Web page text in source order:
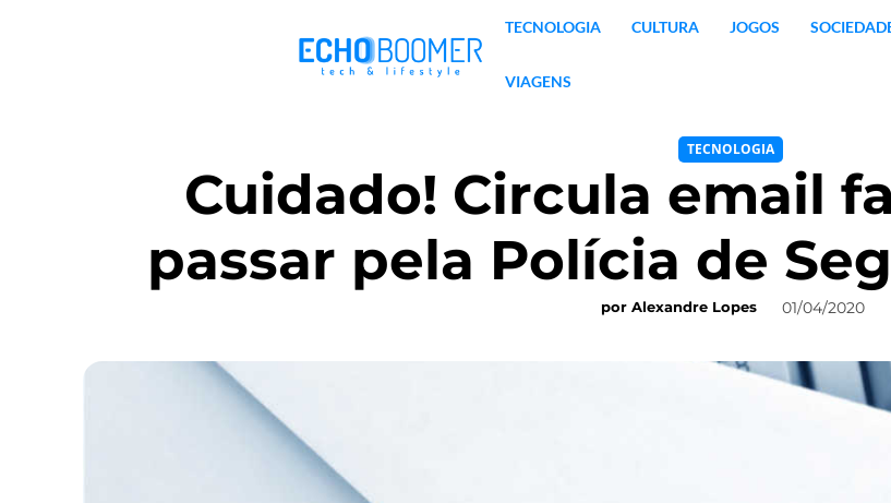
TECNOLOGIA CULTURA JOGOS
VIAGENS
TECNOLOGIA
Cuidado! Circula email
passar pela Polícia de
por Alexandre Lopes 01/04/2020